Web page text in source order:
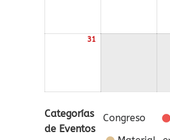
31
Categorías
de Eventos
Congreso